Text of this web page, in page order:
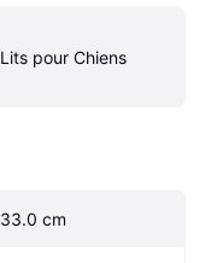
Lits pour Chiens
33.0 cm